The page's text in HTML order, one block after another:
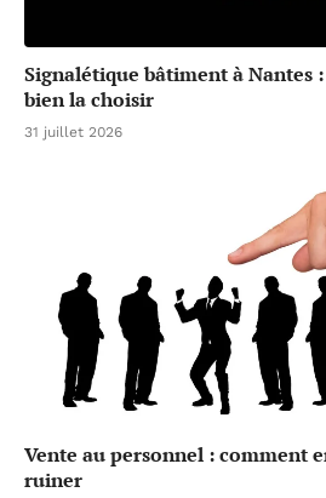
Signalétique bâtiment à Nantes
bien la choisir
31 juillet 2026
Vente au personnel : comment
ruiner